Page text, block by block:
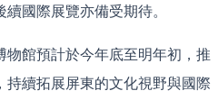
國際展覽亦備受期待。
館預計於今年底至明年初，推
續拓展屏東的文化視野與國際